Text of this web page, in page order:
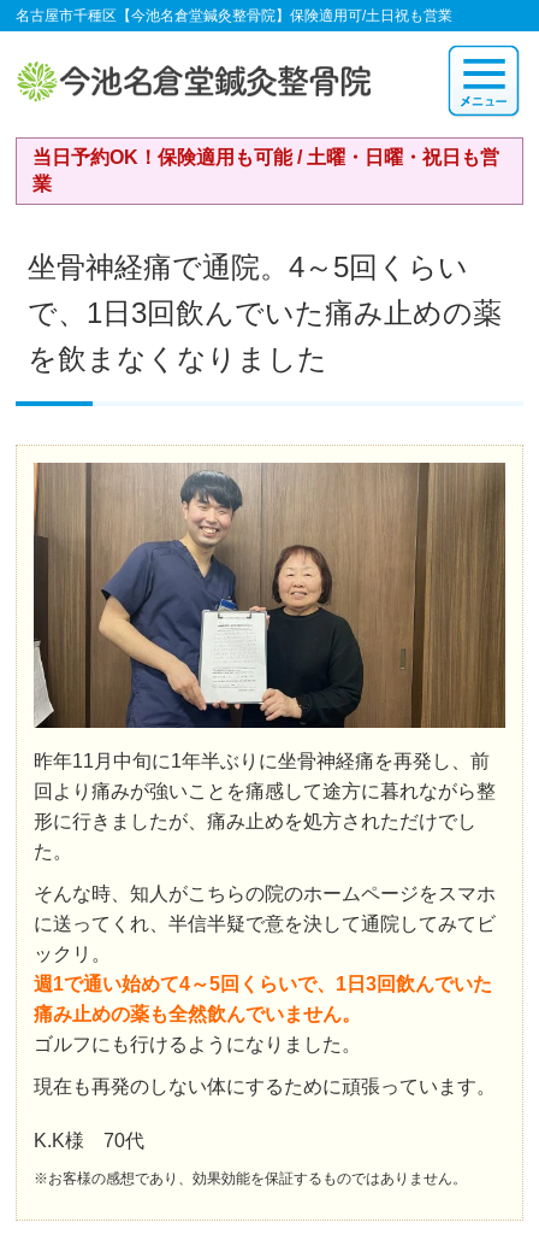
名古屋市千種区【今池名倉堂鍼灸整骨院】保険適用可/土日祝も営業
当日予約OK！保険適用も可能 / 土曜・日曜・祝日も営
業
坐骨神経痛で通院。4～5回くらい
で、1日3回飲んでいた痛み止めの薬
を飲まなくなりました
昨年11月中旬に1年半ぶりに坐骨神経痛を再発し、前
回より痛みが強いことを痛感して途方に暮れながら整
形に行きましたが、痛み止めを処方されただけでし
た。
そんな時、知人がこちらの院のホームページをスマホ
に送ってくれ、半信半疑で意を決して通院してみてビ
ックリ。
週1で通い始めて4～5回くらいで、1日3回飲んでいた
痛み止めの薬も全然飲んでいません。
ゴルフにも行けるようになりました。
現在も再発のしない体にするために頑張っています。
K.K様 70代
※お客様の感想であり、効果効能を保証するものではありません。